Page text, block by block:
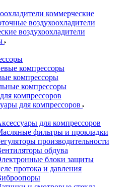
коммерческие
воздухоохладители
воздухоохладители
компрессоры
компрессоры
компрессоры
компрессоров
для компрессоров
для компрессоров
фильтры и прокладки
производительности
обдува
блоки защиты
протока и давления